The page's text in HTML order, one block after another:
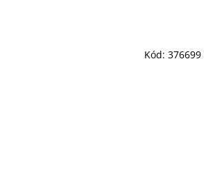
Kód: 376699